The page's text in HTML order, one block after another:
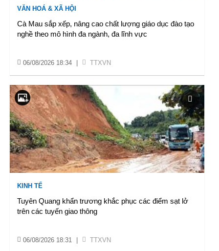
VĂN HOÁ & XÃ HỘI
Cà Mau sắp xếp, nâng cao chất lượng giáo dục đào tạo
nghề theo mô hình đa ngành, đa lĩnh vực
06/08/2026 18:34 TTXVN
KINH TẾ
Tuyên Quang khẩn trương khắc phục các điểm sạt lở
trên các tuyến giao thông
06/08/2026 18:31 TTXVN